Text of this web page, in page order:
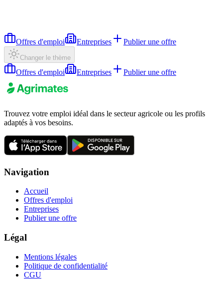
Offres d'emploi Entreprises Publier une offre
Changer le thème
Offres d'emploi Entreprises Publier une offre
Trouvez votre emploi idéal dans le secteur agricole ou les profils
adaptés à vos besoins.
Navigation
Accueil
Offres d'emploi
Entreprises
Publier une offre
Légal
Mentions légales
Politique de confidentialité
CGU